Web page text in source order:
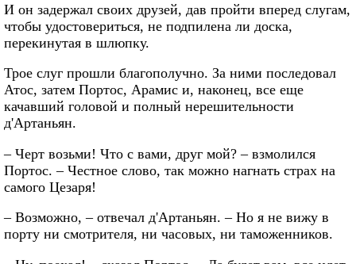
И он задержал своих друзей, дав пройти вперед слугам,
чтобы удостовериться, не подпилена ли доска,
перекинутая в шлюпку.
Трое слуг прошли благополучно. За ними последовал
Атос, затем Портос, Арамис и, наконец, все еще
качавший головой и полный нерешительности
д'Артаньян.
– Черт возьми! Что с вами, друг мой? – взмолился
Портос. – Честное слово, так можно нагнать страх на
самого Цезаря!
– Возможно, – отвечал д'Артаньян. – Но я не вижу в
порту ни смотрителя, ни часовых, ни таможенников.